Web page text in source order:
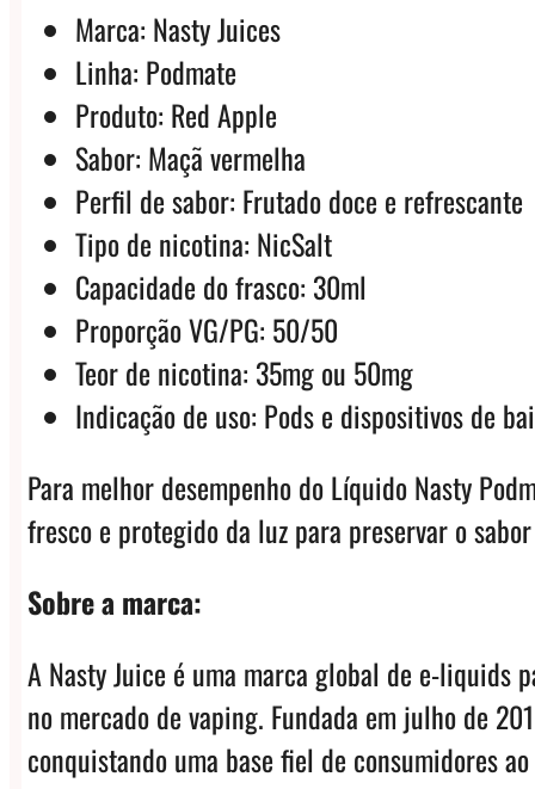
Marca: Nasty Juices
Linha: Podmate
Produto: Red Apple
Sabor: Maçã vermelha
Perfil de sabor: Frutado doce e refrescante
Tipo de nicotina: NicSalt
Capacidade do frasco: 30ml
Proporção VG/PG: 50/50
Teor de nicotina: 35mg ou 50mg
Indicação de uso: Pods e dispositivos de
Para melhor desempenho do Líquido Nasty
fresco e protegido da luz para preservar o
Sobre a marca:
A Nasty Juice é uma marca global de e-liquids
no mercado de vaping. Fundada em julho de
conquistando uma base fiel de consumidores